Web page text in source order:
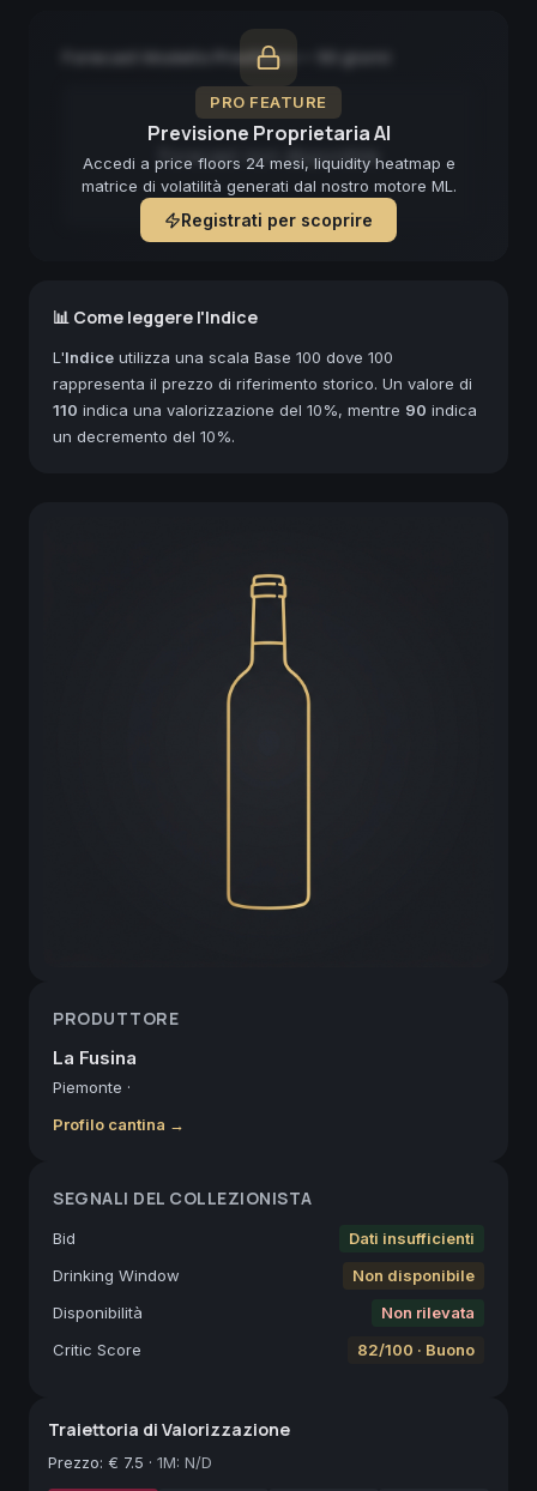
PRO FEATURE
Previsione Proprietaria AI
Accedi a price floors 24 mesi, liquidity heatmap e
matrice di volatilità generati dal nostro motore ML.
Registrati per scoprire
Forecast Modello Predittivo — 90 giorni
Forecast non disponibile
📊 Come leggere l'Indice
L'Indice utilizza una scala Base 100 dove 100
rappresenta il prezzo di riferimento storico. Un valore di
110 indica una valorizzazione del 10%, mentre 90 indica
un decremento del 10%.
PRODUTTORE
La Fusina
Piemonte ·
Profilo cantina →
SEGNALI DEL COLLEZIONISTA
Bid
Dati insufficienti
Drinking Window
Non disponibile
Disponibilità
Non rilevata
Critic Score
82/100 · Buono
Traiettoria di Valorizzazione
Prezzo: € 7.5 · 1M: N/D